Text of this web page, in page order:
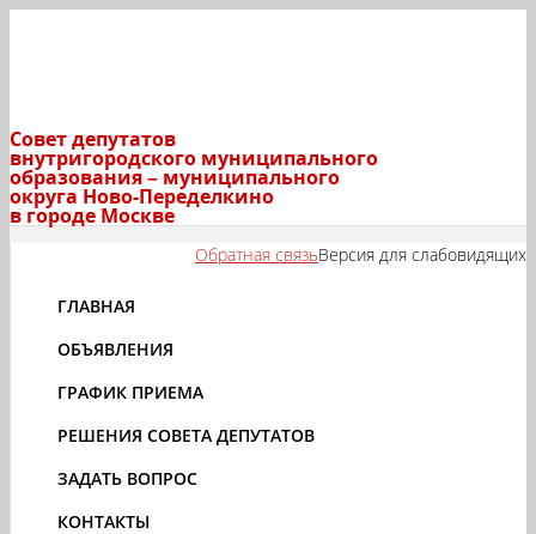
Совет депутатов
внутригородского муниципального
образования – муниципального
округа Ново-Переделкино
в городе Москве
Версия для слабовидящих
Обратная связь
ГЛАВНАЯ
ОБЪЯВЛЕНИЯ
ГРАФИК ПРИЕМА
РЕШЕНИЯ СОВЕТА ДЕПУТАТОВ
ЗАДАТЬ ВОПРОС
КОНТАКТЫ